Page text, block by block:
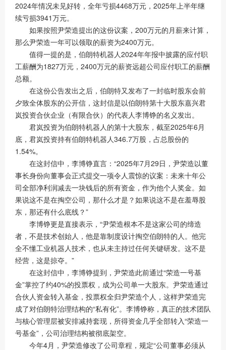
2024年情况未见好转，全年亏损4468万元，2025年上半年继
续亏损3941万元。
如果按照尹荣造提出的这份议案，200万元的月薪来计算，
那么尹荣造一年可以领取的薪资为2400万元。
值得一提的是，伯朗特机器人2024年年报中披露的应付职
工薪酬为1827万元，2400万元的薪资远超公司应付职工的薪酬
总额。
在这份公告发出之后，伯朗特又发布了一封临时股东会前
夕致全体股东的公开信，这封信是以伯朗特第十大股东嘉兴君
岚投资合伙企业（有限合伙）的代表人李博铮的名义发出。
君岚投资为伯朗特机器人的第十大股东，截至2025年6月
底，君岚投资持有伯朗特机器人346.7万股，占总股份的
1.54%。
在这封信中，李博铮直言：“2025年7月29日，尹荣造以董
事长身份向董事会正式提交一项令人震惊的议案：未来十年公
司全部净利润减去一块钱后的所有资金，作为他个人奖金。如
果说这不是在掏空公司，那什么才是？如果说这不是在羞辱股
东，那还有什么底线？”
李博铮更是直接表示，“尹荣造根本不是这家公司的缔造
者，不是技术创始人，他是靠制度设计掏空伯朗特的人。他完
全不懂工业机器人技术，也从未主持过任何关键研发。这不是
经营，这是掠夺。”
在这封信中，李博铮提到，尹荣造此前通过“荣造一号基
金”掌控了约40%的投票权，成为公司单一大股东。尹荣造通过
合伙人资金转入基金，投票权全归尹荣造个人，这样尹荣造完
成了对伯朗特治理结构的“私有化”。李博铮称，真正的技术团队
与核心管理层被安排减持套现，所得资金几乎全部转入“荣造一
号基金”，公司治理结构被彻底架空。
今年4月，尹荣造修改了公司章程，规定“公司董事必须从